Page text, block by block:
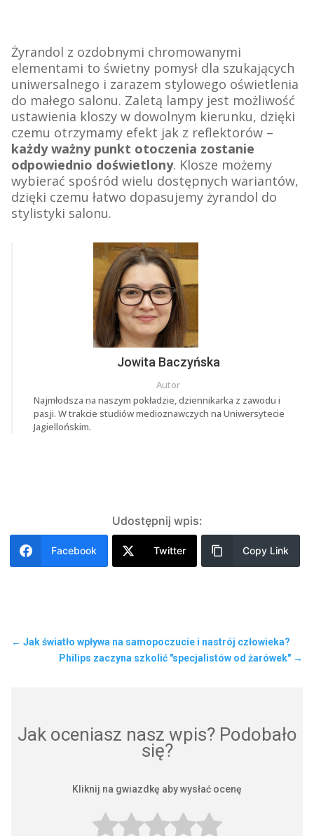
Żyrandol z ozdobnymi chromowanymi
elementami to świetny pomysł dla szukających
uniwersalnego i zarazem stylowego oświetlenia
do małego salonu. Zaletą lampy jest możliwość
ustawienia kloszy w dowolnym kierunku, dzięki
czemu otrzymamy efekt jak z reflektorów –
każdy ważny punkt otoczenia zostanie
odpowiednio doświetlony. Klosze możemy
wybierać spośród wielu dostępnych wariantów,
dzięki czemu łatwo dopasujemy żyrandol do
stylistyki salonu.
Jowita Baczyńska
Autor
Najmłodsza na naszym pokładzie, dziennikarka z zawodu i
pasji. W trakcie studiów medioznawczych na Uniwersytecie
Jagiellońskim.
Udostępnij wpis:
Facebook Twitter Copy Link
← Jak światło wpływa na samopoczucie i nastrój człowieka?
Philips zaczyna szkolić "specjalistów od żarówek" →
Jak oceniasz nasz wpis? Podobało
się?
Kliknij na gwiazdkę aby wysłać ocenę